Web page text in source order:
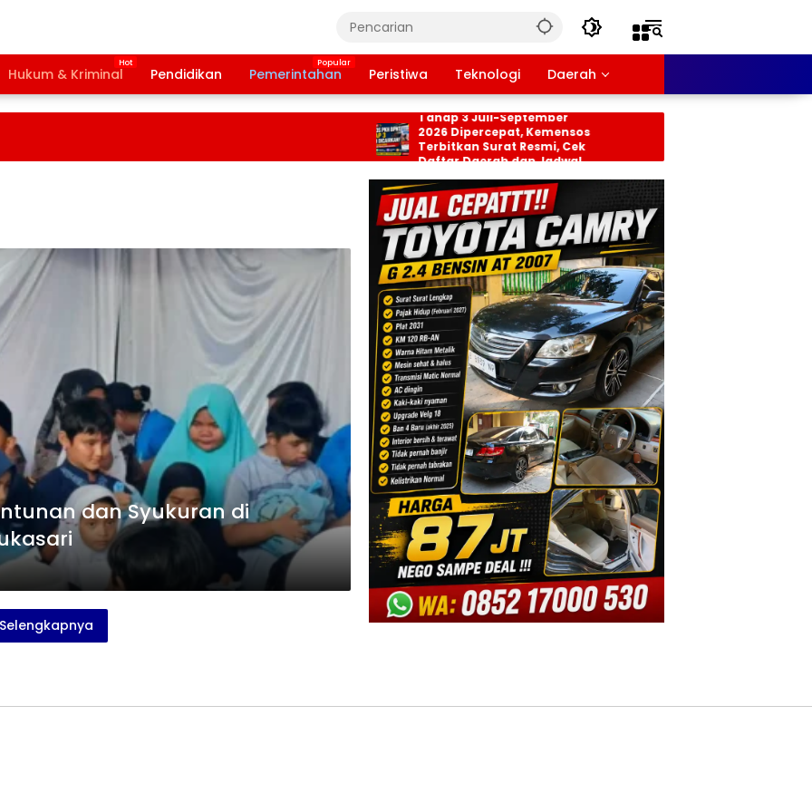
Hukum & Kriminal Pendidikan Pemerintahan Peristiwa Teknologi Daerah
Bansos PKH dan BPNT
Tahap 3 Juli-September
2026 Dipercepat, Kemensos
Terbitkan Surat Resmi, Cek
Daftar Daerah dan Jadwal
dan Syukuran di
Selengkapnya